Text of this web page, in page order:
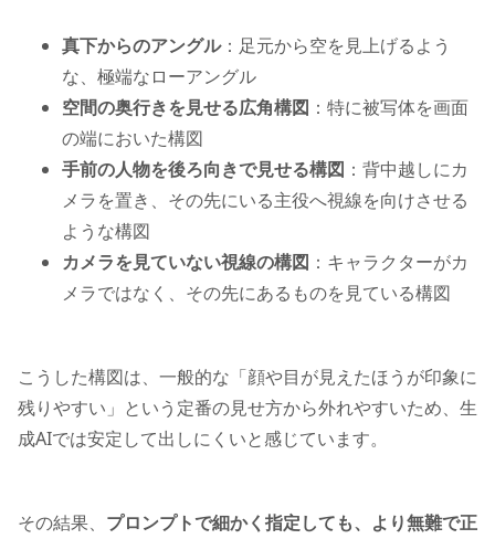
真下からのアングル：足元から空を見上げるよう
な、極端なローアングル
空間の奥行きを見せる広角構図 ：特に被写体を画面
の端においた構図
手前の人物を後ろ向きで見せる構図 ：背中越しにカ
メラを置き、その先にいる主役へ視線を向けさせる
ような構図
カメラを見ていない視線の構図 ：キャラクターがカ
メラではなく、その先にあるものを見ている構図
こうした構図は、一般的な「顔や目が見えたほうが印象に
残りやすい」という定番の見せ方から外れやすいため、生
成AIでは安定して出しにくいと感じています。
その結果、 プロンプトで細かく指定しても、より無難で正